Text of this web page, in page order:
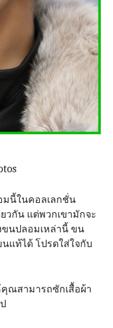
นี้ในคอลเลกชั่น
วกัน แต่พวกเขามักจะ
นปลอมเหล่านี้ ขน
แท้ได้ โปรดใส่ใจกับ
ณสามารถซักเสื้อผ้า